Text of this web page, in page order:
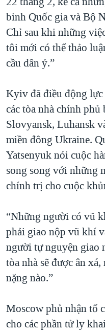
binh Quốc gia và Bộ
Chỉ sau khi những
tôi mới có thể thảo
cầu dân ý.”
Kyiv đã điều động
các tòa nhà chính
Slovyansk, Luhansk
miền đông Ukraine.
Yatsenyuk nói cuộc
song song với những
chính trị cho cuộc
“Những người có vũ
phải giao nộp vũ khí
người tự nguyện giao
tòa nhà sẽ được ân
nặng nào.”
Moscow phủ nhận tố
cho các phần tử ly